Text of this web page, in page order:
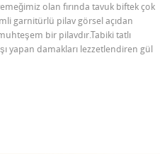
olan fırında tavuk biftek çok
garnitürlü pilav görsel açıdan
bir pilavdır.Tabiki tatlı
yapan damakları lezzetlendiren gül